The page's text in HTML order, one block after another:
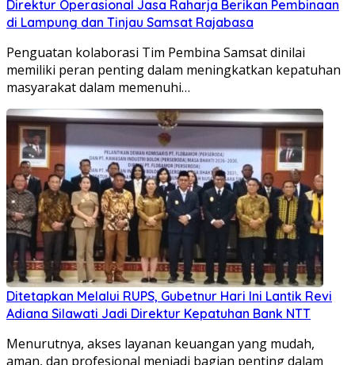
Direktur Operasional Jasa Raharja Berikan Pembinaan
di Lampung dan Tinjau Samsat Rajabasa
Penguatan kolaborasi Tim Pembina Samsat dinilai
memiliki peran penting dalam meningkatkan kepatuhan
masyarakat dalam memenuhi…
Ditetapkan Melalui RUPS, Gubetnur Hari Ini Lantik Revi
Adiana Silawati Jadi Direktur Kepatuhan Bank NTT
Menurutnya, akses layanan keuangan yang mudah,
aman, dan profesional menjadi bagian penting dalam